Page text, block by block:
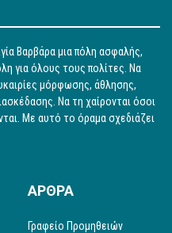
Βαρβάρα μια πόλη ασφαλής,
για όλους τους πολίτες. Να
μόρφωσης, άθλησης,
Να τη χαίρονται όσοι
Με αυτό το όραμα σχεδιάζει
ΑΡΘΡΑ
Γραφείο Προμηθειών